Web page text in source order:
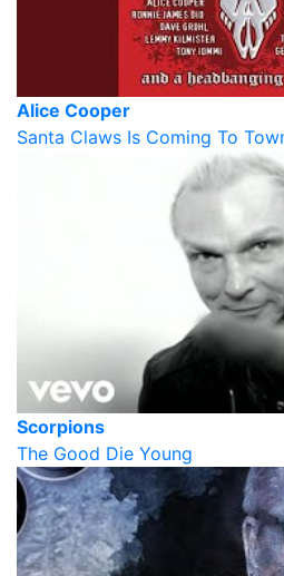
Alice Cooper
Santa Claws Is Coming To
Scorpions
The Good Die Young